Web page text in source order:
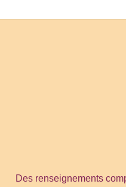
Des renseignements